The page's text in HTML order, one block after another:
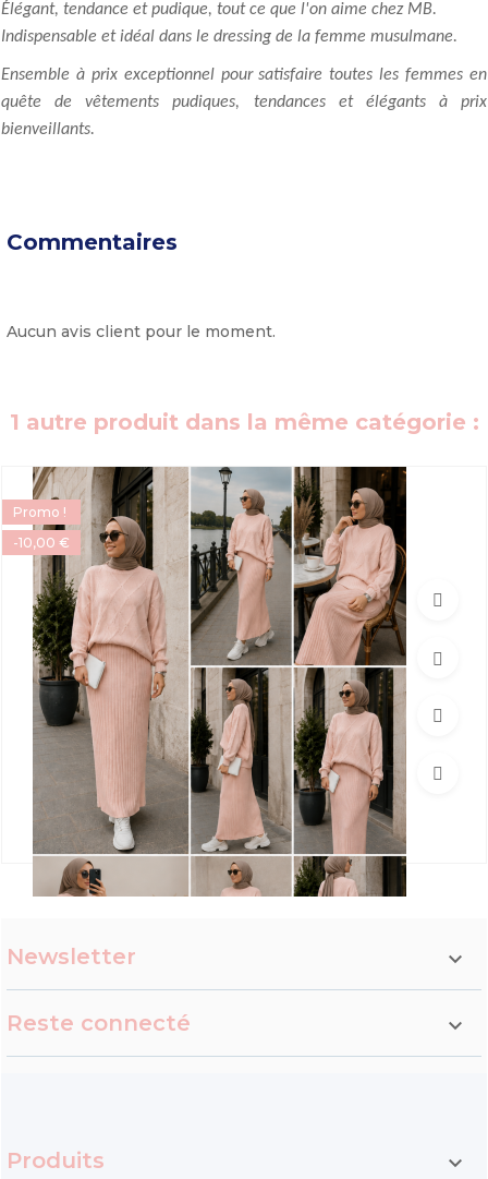
Élégant, tendance et pudique, tout ce que l'on aime chez MB.
Indispensable et idéal dans le dressing de la femme musulmane.
Ensemble à prix exceptionnel pour satisfaire toutes les femmes en
quête de vêtements pudiques, tendances et élégants à prix
bienveillants.
Commentaires
Aucun avis client pour le moment.
1 autre produit dans la même catégorie :
Promo !
-10,00 €
Ensemble Yasmine
Newsletter 
Reste connecté 
Produits 